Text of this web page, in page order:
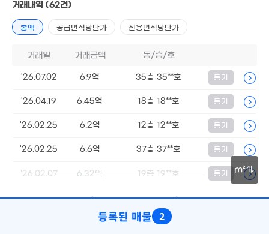
114m²
40m²
1.4억
2.55억
2.6억
33억
m²
등록된 매물 2
거래내역 (62건)
총액 공급면적당단가 전용면적당단가
거래일 거래금액 동/층/호
'26.07.02 6.9억 35층 35**호 등기
'26.04.19 6.45억 18층 18**호 등기
'26.02.25 6.2억 12층 12**호 등기
'26.02.25 6.6억 37층 37**호 등기
'26.02.07 6.32억 19층 19**호 등기
더보기 (1/13)